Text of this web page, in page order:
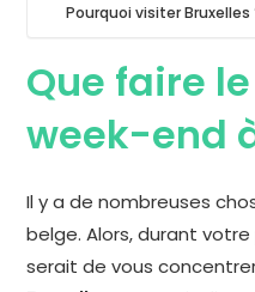
Pourquoi visiter Bruxelles
Que faire
week-end
Il y a de nombreuses
belge. Alors, durant votre
serait de vous